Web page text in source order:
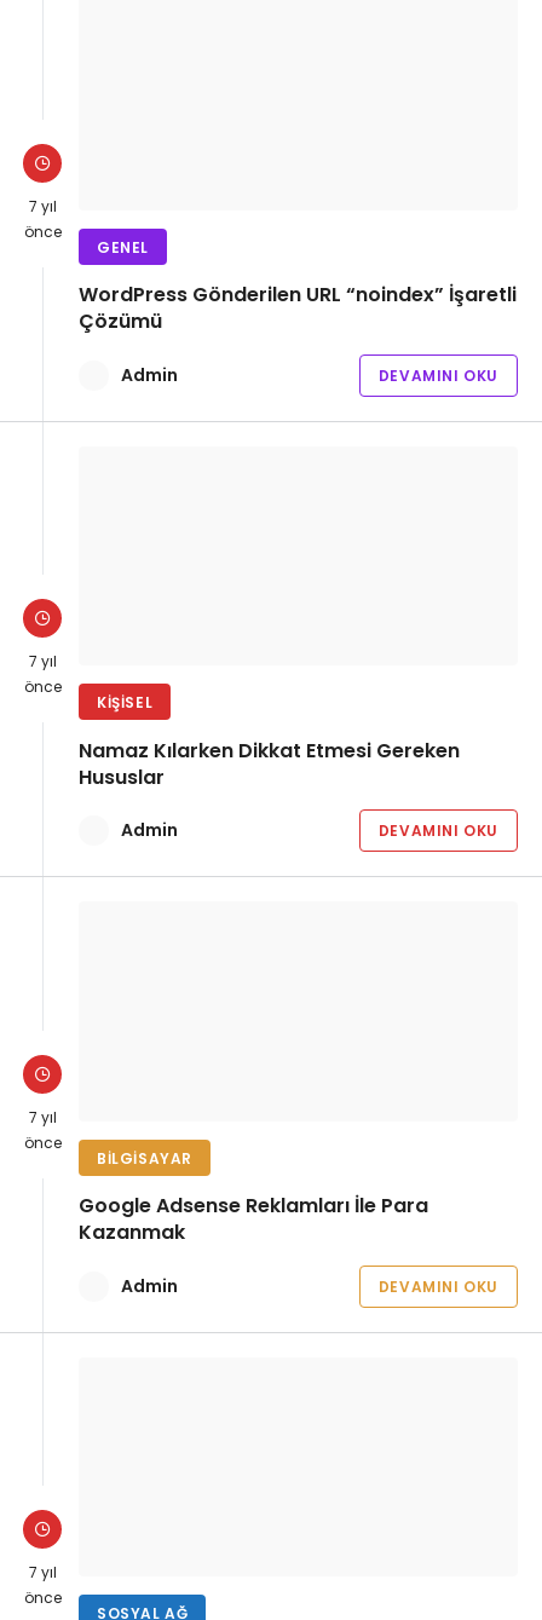
7 yıl
önce
GENEL
WordPress Gönderilen URL “noindex” İşaretli
Çözümü
Admin DEVAMINI OKU
7 yıl
önce
KIŞISEL
Namaz Kılarken Dikkat Etmesi Gereken
Hususlar
Admin DEVAMINI OKU
7 yıl
önce
BILGISAYAR
Google Adsense Reklamları İle Para
Kazanmak
Admin DEVAMINI OKU
7 yıl
önce
SOSYAL AĞ